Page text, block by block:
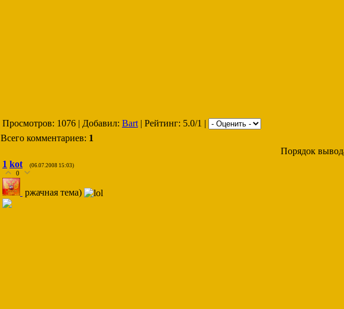
Просмотров: 1076 | Добавил: Bart | Рейтинг: 5.0/1 |
Всего комментариев: 1
Порядок
1 kot (06.07.2008 15:03)
0
ржачная тема)